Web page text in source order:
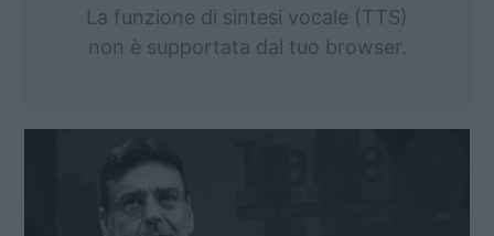
La funzione di sintesi vocale (TTS)
non è supportata dal tuo browser.